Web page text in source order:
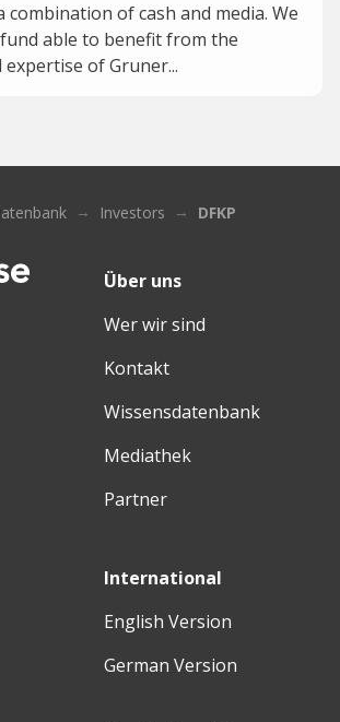
combination of cash and media. We
able to benefit from the
of Gruner...
Investors DFKP
Über uns
Wer wir sind
Kontakt
Wissensdatenbank
Mediathek
Partner
International
English Version
German Version